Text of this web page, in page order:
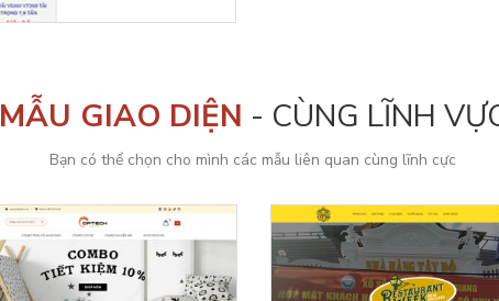
MẪU GIAO DIỆN - CÙNG LĨNH
Bạn có thể chọn cho mình các mẫu liên quan cùng lĩnh cực